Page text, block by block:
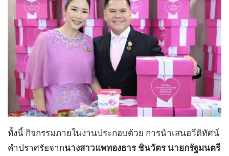
ทั้งนี้ กิจกรรมภายในงานประกอบด้วย การนำเสนอวีดิทัศน์
คำปราศรัยจากนางสาวแพทองธาร ชินวัตร นายกรัฐมนตรี